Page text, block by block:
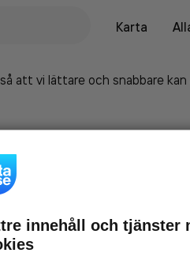
Karta
att vi lättare och snabbare kan
innehåll och tjänster